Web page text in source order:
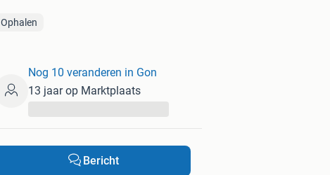
Ophalen
Nog 10 veranderen in Gon
13 jaar op Marktplaats
Bericht